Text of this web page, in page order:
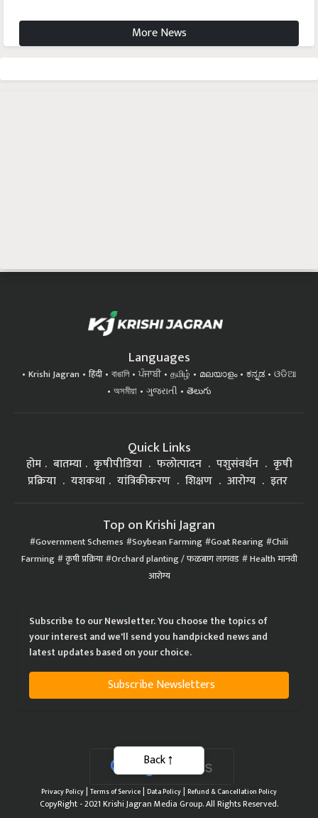
More News
Languages
Krishi Jagran हिंदी বাঙালি ਪੰਜਾਬੀ தமிழ் മലയാളം ಕನ್ನಡ
ଓଡିଆ
অসমীয়া
ગુજરાતી తెలుగు
Quick Links
होम बातम्या कृषीपीडिया फलोत्पादन पशुसंवर्धन
कृषी
प्रक्रिया
यशकथा यांत्रिकीकरण शिक्षण आरोग्य इतर
Top on Krishi Jagran
Government Schemes Soybean Farming Goat Rearing Chili
Farming कृषी प्रक्रिया Orchard planting / फळबाग लागवड Health मानवी
आरोग्य
Subscribe to our Newsletter. You choose the topics of
your interest and we'll send you handpicked news and
latest updates based on your choice.
Subscribe Newsletters
Privacy Policy| Terms of Service| Data Policy| Refund & Cancellation Policy
CopyRight - 2021 Krishi Jagran Media Group. All Rights Reserved.
Back